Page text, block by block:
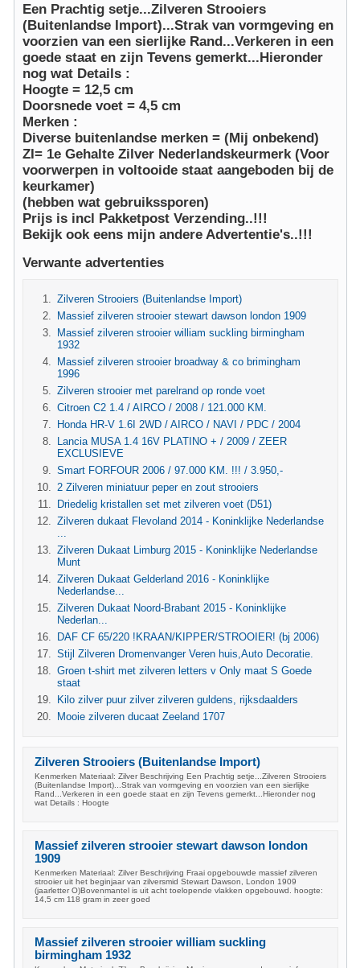
Een Prachtig setje...Zilveren Strooiers
(Buitenlandse Import)...Strak van vormgeving en
voorzien van een sierlijke Rand...Verkeren in een
goede staat en zijn Tevens gemerkt...Hieronder
nog wat Details :
Hoogte = 12,5 cm
Doorsnede voet = 4,5 cm
Merken :
Diverse buitenlandse merken = (Mij onbekend)
ZI= 1e Gehalte Zilver Nederlandskeurmerk (Voor
voorwerpen in voltooide staat aangeboden bij de
keurkamer)
(hebben wat gebruikssporen)
Prijs is incl Pakketpost Verzending..!!!
Bekijk ook eens mijn andere Advertentie's..!!!
Verwante advertenties
Zilveren Strooiers (Buitenlandse Import)
Massief zilveren strooier stewart dawson london 1909
Massief zilveren strooier william suckling birmingham
1932
Massief zilveren strooier broadway & co brimingham
1996
Zilveren strooier met parelrand op ronde voet
Citroen C2 1.4 / AIRCO / 2008 / 121.000 KM.
Honda HR-V 1.6I 2WD / AIRCO / NAVI / PDC / 2004
Lancia MUSA 1.4 16V PLATINO + / 2009 / ZEER
EXCLUSIEVE
Smart FORFOUR 2006 / 97.000 KM. !!! / 3.950,-
2 Zilveren miniatuur peper en zout strooiers
Driedelig kristallen set met zilveren voet (D51)
Zilveren dukaat Flevoland 2014 - Koninklijke Nederlandse
Zilveren Dukaat Limburg 2015 - Koninklijke Nederlandse
Munt
Zilveren Dukaat Gelderland 2016 - Koninklijke
Nederlandse...
Zilveren Dukaat Noord-Brabant 2015 - Koninklijke
Nederlan...
DAF CF 65/220 !KRAAN/KIPPER/STROOIER! (bj 2006)
Stijl Zilveren Dromenvanger Veren huis,Auto Decoratie.
Groen t-shirt met zilveren letters v Only maat S Goede
staat
Kilo zilver puur zilver zilveren guldens, rijksdaalders
Mooie zilveren ducaat Zeeland 1707
Zilveren Strooiers (Buitenlandse Import)
Kenmerken Materiaal: Zilver Beschrijving Een Prachtig setje...Zilveren Strooiers
(Buitenlandse Import)...Strak van vormgeving en voorzien van een sierlijke
Rand...Verkeren in een goede staat en zijn Tevens gemerkt...Hieronder nog
wat Details : Hoogte
Massief zilveren strooier stewart dawson london
1909
Kenmerken Materiaal: Zilver Beschrijving Fraai opgebouwde massief zilveren
strooier uit het beginjaar van zilversmid Stewart Dawson, London 1909
(jaarletter O)Bovenmantel is uit acht toelopende vlakken opgebouwd. hoogte:
14,5 cm 118 gram in zeer goed
Massief zilveren strooier william suckling
birmingham 1932